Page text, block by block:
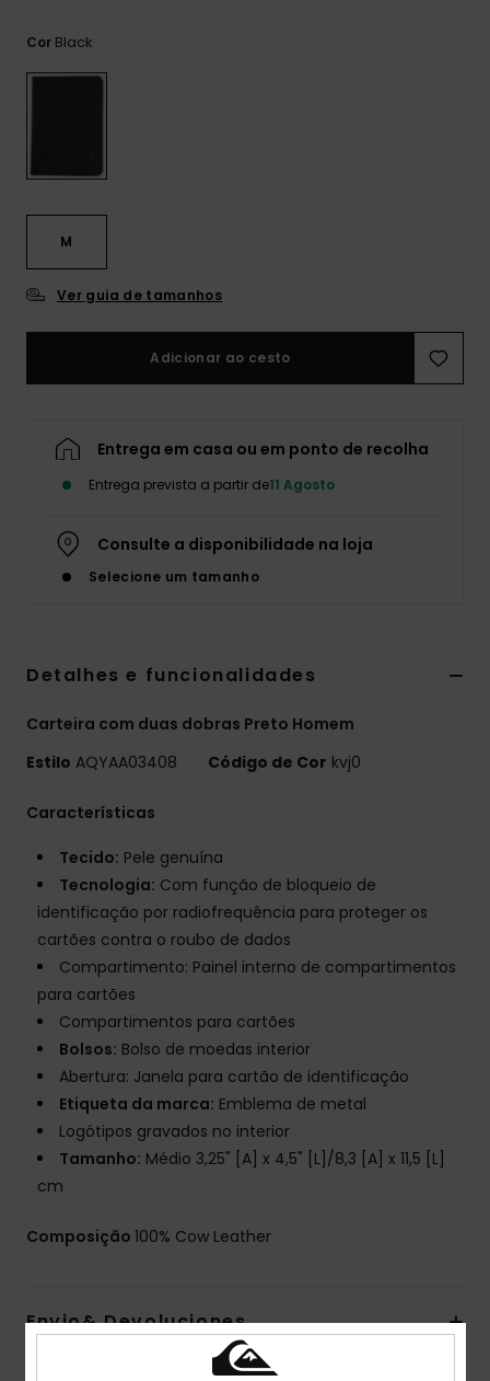
Cor Black
M
Ver guia de tamanhos
Adicionar ao cesto
Entrega em casa ou em ponto de recolha
Entrega prevista a partir de11 Agosto
Consulte a disponibilidade na loja
Selecione um tamanho
Detalhes e funcionalidades
Carteira com duas dobras Preto Homem
Estilo AQYAA03408 Código de Cor kvj0
Características
Tecido: Pele genuína
Tecnologia: Com função de bloqueio de
identificação por radiofrequência para proteger os
cartões contra o roubo de dados
Compartimento: Painel interno de compartimentos
para cartões
Compartimentos para cartões
Bolsos: Bolso de moedas interior
Abertura: Janela para cartão de identificação
Etiqueta da marca: Emblema de metal
Logótipos gravados no interior
Tamanho: Médio 3,25" [A] x 4,5" [L]/8,3 [A] x 11,5 [L]
cm
Composição 100% Cow Leather
Envio& Devoluciones